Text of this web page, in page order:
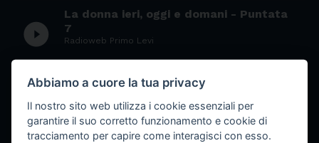
play_circle_filled
La donna ieri, oggi e domani - Puntata
7
Radioweb Primo Levi
play_circle_filled
La donna ieri, oggi e domani - Puntata
6
Radioweb Primo Levi
Abbiamo a cuore la tua privacy
Il nostro sito web utilizza i cookie essenziali per
garantire il suo corretto funzionamento e cookie di
tracciamento per capire come interagisci con esso.